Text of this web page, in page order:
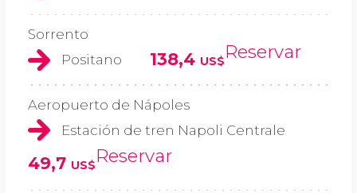
Sorrento
Positano
138,4 US$Reservar
Aeropuerto de Nápoles
Estación de tren Napoli Centrale
49,7 US$Reservar